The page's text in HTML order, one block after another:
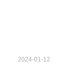
2024-01-12